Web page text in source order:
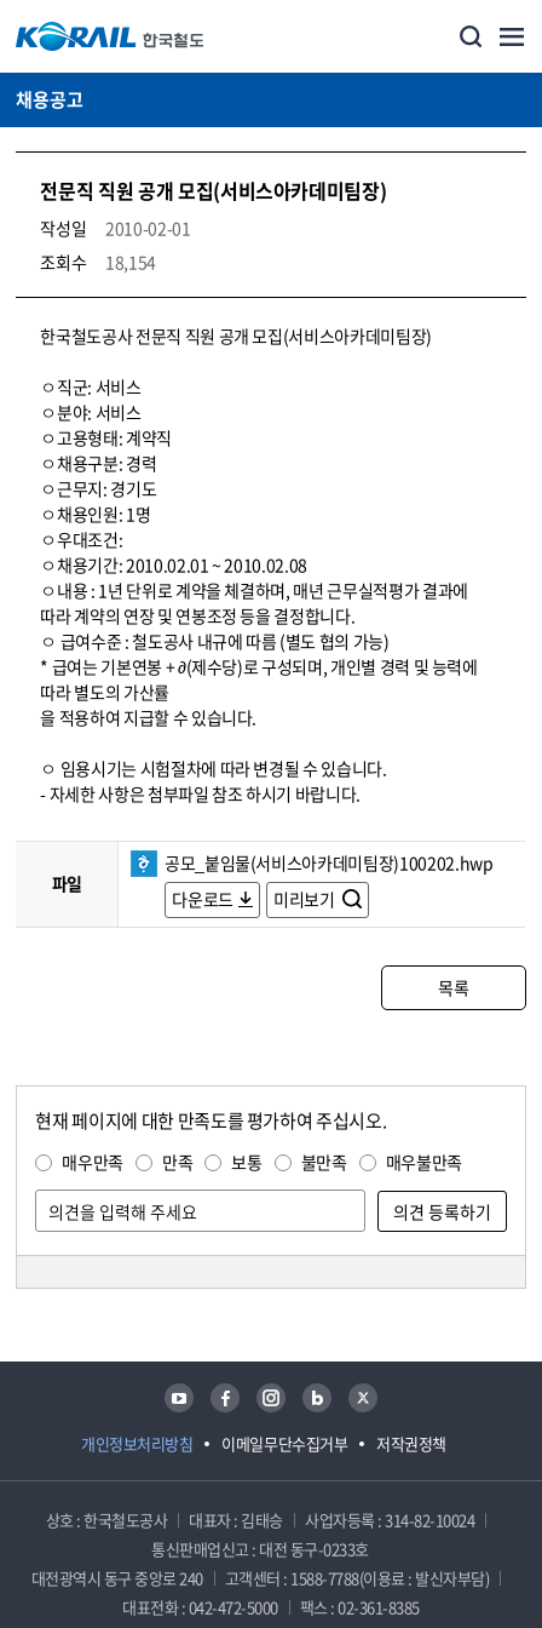
채용공고
전문직 직원 공개 모집(서비스아카데미팀장)
작성일
2010-02-01
조회수
18,154
코레일소개_경영공시_채용공고 상세보기 – 내용, 파일, 담당자 연락처로 구성
한국철도공사 전문직 직원 공개 모집(서비스아카데미팀장)
ㅇ직군: 서비스
ㅇ분야: 서비스
ㅇ고용형태: 계약직
ㅇ채용구분: 경력
ㅇ근무지: 경기도
ㅇ채용인원: 1명
ㅇ우대조건:
ㅇ채용기간: 2010.02.01 ~ 2010.02.08
ㅇ내용 : 1년 단위로 계약을 체결하며, 매년 근무실적평가 결과에
따라 계약의 연장 및 연봉조정 등을 결정합니다.
ㅇ 급여수준 : 철도공사 내규에 따름 (별도 협의 가능)
* 급여는 기본연봉 + ∂(제수당)로 구성되며, 개인별 경력 및 능력에
따라 별도의 가산률
을 적용하여 지급할 수 있습니다.
ㅇ 임용시기는 시험절차에 따라 변경될 수 있습니다.
- 자세한 사항은 첨부파일 참조 하시기 바랍니다.
파일
공모_붙임물(서비스아카데미팀장)100202.hwp
다운로드
미리보기
목록
현재 페이지에 대한 만족도를 평가하여 주십시오.
매우만족 만족 보통 불만족 매우불만족
개인정보처리방침 이메일무단수집거부 저작권정책
유튜브 페이스북 인스타그램 블로그 트위터
상호 : 한국철도공사 대표자 : 김태승
사업자등록 : 314-82-10024
통신판매업신고 : 대전 동구-0233호
대전광역시 동구 중앙로 240
고객센터 : 1588-7788(이용료 : 발신자부담)
대표전화 : 042-472-5000
팩스 : 02-361-8385